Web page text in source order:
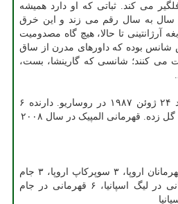
می کند. ثباتی که او دارد همیشه
و سال به سال رقم می زند و این خرق
آرژانتینی تا حالا، هیچ گاه مصدومیت
شانس بوده که داورهای مدرن از ساق
می کنند؛ شانسی که گارینشا، بست،
لیونل مسی: آرژانتینی. متولد ۲۴ ژوئن ۱۹۸۷ در روساریو. دارنده ۶
افتخارات باشگاهی: ۴ لیگ قهرمانان اروپا، ۳ سوپرکاپ اروپا، ۳ جام
جهانی باشگاه ها، ۱۰ قهرمانی در لیگ اسپانیا، ۶ قهرمانی در جام